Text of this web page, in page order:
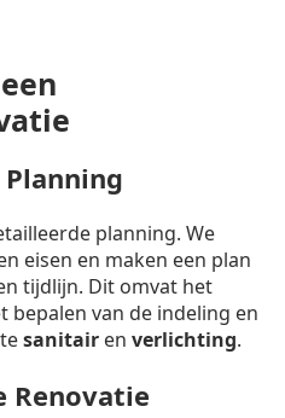
planning. We
eisen en maken een plan
tijdlijn. Dit omvat het
bepalen van de indeling en
sanitair en verlichting.
Renovatie